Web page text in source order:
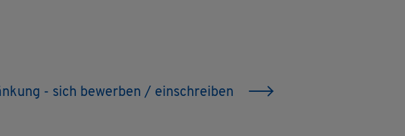
- sich be­wer­ben / ein­schrei­ben